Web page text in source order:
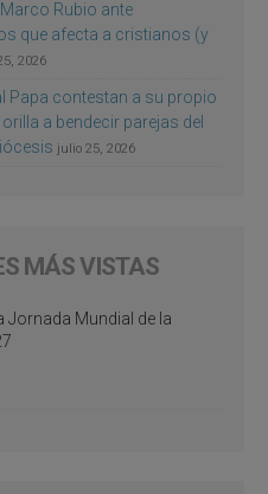
Rubio ante
que afecta a cristianos (y
2026
Papa contestan a su propio
a bendecir parejas del
julio 25, 2026
MÁS VISTAS
Jornada Mundial de la